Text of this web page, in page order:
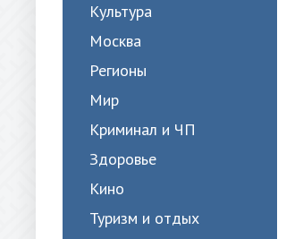
Культура
Москва
Регионы
Мир
Криминал и ЧП
Здоровье
Кино
Туризм и отдых